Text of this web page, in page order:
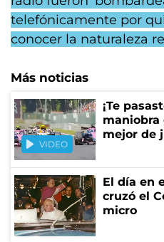
telefónicamente por
conocer la naturaleza
Más noticias
VIDEO
¡Te
maniobra
mejor de
El día en
cruzó el
micro